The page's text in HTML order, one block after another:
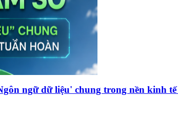
ngữ dữ liệu' chung trong nền kinh